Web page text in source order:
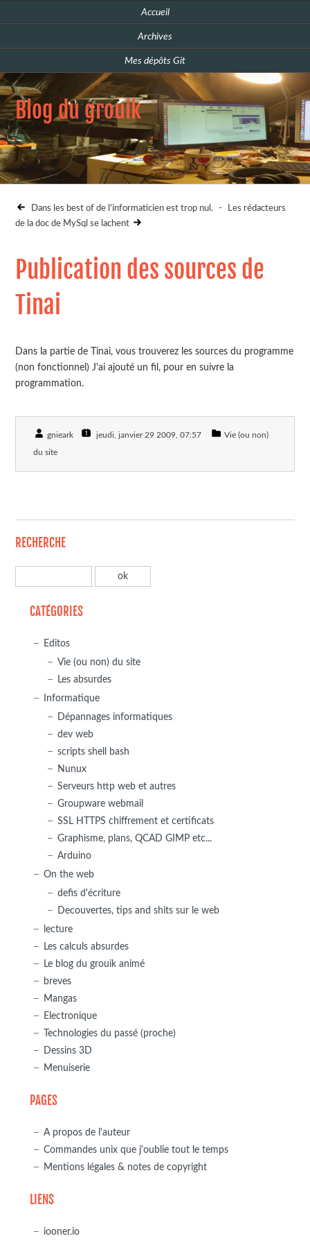
Accueil
Archives
Mes dépôts Git
Blog du grouik
Dans les best of de l'informaticien est trop nul. -
Les rédacteurs
de la doc de MySql se lachent
Publication des sources de
Tinai
Dans la partie de Tinai, vous trouverez les sources du programme
(non fonctionnel) J'ai ajouté un fil, pour en suivre la
programmation.
gnieark jeudi, janvier 29 2009, 07:57 Vie (ou non)
du site
RECHERCHE
CATÉGORIES
Editos
Vie (ou non) du site
Les absurdes
Informatique
Dépannages informatiques
dev web
scripts shell bash
Nunux
Serveurs http web et autres
Groupware webmail
SSL HTTPS chiffrement et certificats
Graphisme, plans, QCAD GIMP etc...
Arduino
On the web
defis d'écriture
Decouvertes, tips and shits sur le web
lecture
Les calculs absurdes
Le blog du grouik animé
breves
Mangas
Electronique
Technologies du passé (proche)
Dessins 3D
Menuiserie
PAGES
A propos de l'auteur
Commandes unix que j'oublie tout le temps
Mentions légales & notes de copyright
LIENS
iooner.io